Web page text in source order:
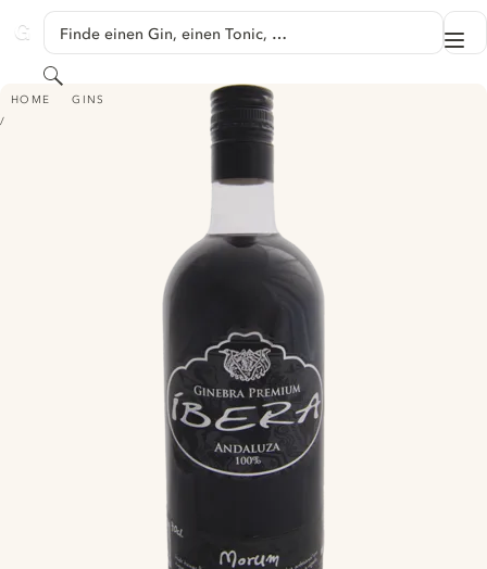
GINVENTORY
Finde einen Gin, einen Tonic, …
Suchen
HOME GINS
ÍBERA GIN MORUM